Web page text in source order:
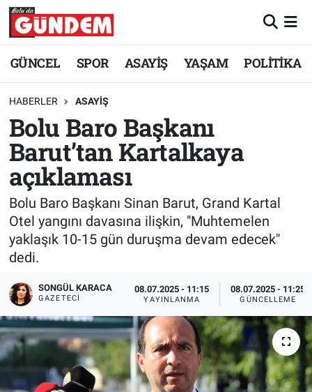
GÜNCEL SPOR ASAYİŞ YAŞAM POLİTİKA
HABERLER ASAYİŞ
Bolu Baro Başkanı
Barut’tan Kartalkaya
açıklaması
Bolu Baro Başkanı Sinan Barut, Grand Kartal
Otel yangını davasına ilişkin, "Muhtemelen
yaklaşık 10-15 gün duruşma devam edecek"
dedi.
SONGÜL KARACA
GAZETECI
08.07.2025 - 11:15
YAYINLANMA
08.07.2025 - 11:25
GÜNCELLEME
Merkez Nöbetçi Eczaneler
Merkez Trafik Yoğunluk Haritası
Süper Lig Puan Durumu ve Fikstür
Tüm Manşetler
Son Dakika Haberleri
Haber Arşivi